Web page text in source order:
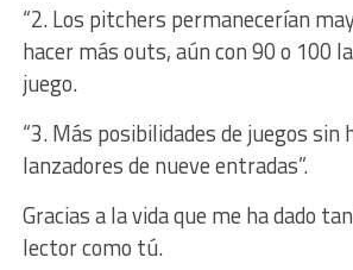
“2. Los pitchers permanecerían
hacer más outs, aún con 90 o 100
juego.
“3. Más posibilidades de juegos sin
lanzadores de nueve entradas”.
Gracias a la vida que me ha dado
lector como tú.